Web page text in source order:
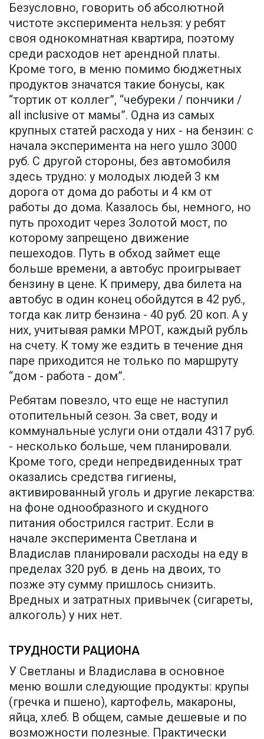
Безусловно, говорить об абсолютной
чистоте эксперимента нельзя: у ребят
своя однокомнатная квартира, поэтому
среди расходов нет арендной платы.
Кроме того, в меню помимо бюджетных
продуктов значатся такие бонусы, как
“тортик от коллег”, “чебуреки / пончики /
all inclusive от мамы”. Одна из самых
крупных статей расхода у них - на бензин: с
начала эксперимента на него ушло 3000
руб. С другой стороны, без автомобиля
здесь трудно: у молодых людей 3 км
дорога от дома до работы и 4 км от
работы до дома. Казалось бы, немного, но
путь проходит через Золотой мост, по
которому запрещено движение
пешеходов. Путь в обход займет еще
больше времени, а автобус проигрывает
бензину в цене. К примеру, два билета на
автобус в один конец обойдутся в 42 руб.,
тогда как литр бензина - 40 руб. 20 коп. А у
них, учитывая рамки МРОТ, каждый рубль
на счету. К тому же ездить в течение дня
паре приходится не только по маршруту
“дом - работа - дом”.
Ребятам повезло, что еще не наступил
отопительный сезон. За свет, воду и
коммунальные услуги они отдали 4317 руб.
- несколько больше, чем планировали.
Кроме того, среди непредвиденных трат
оказались средства гигиены,
активированный уголь и другие лекарства:
на фоне однообразного и скудного
питания обострился гастрит. Если в
начале эксперимента Светлана и
Владислав планировали расходы на еду в
пределах 320 руб. в день на двоих, то
позже эту сумму пришлось снизить.
Вредных и затратных привычек (сигареты,
алкоголь) у них нет.
ТРУДНОСТИ РАЦИОНА
У Светланы и Владислава в основное
меню вошли следующие продукты: крупы
(гречка и пшено), картофель, макароны,
яйца, хлеб. В общем, самые дешевые и по
возможности полезные. Практически